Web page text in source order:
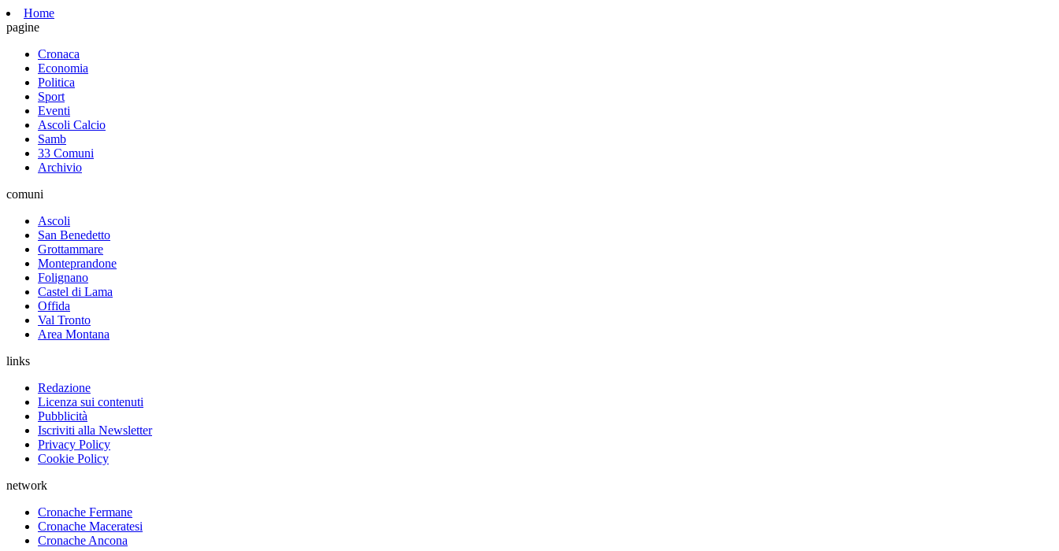
Home
pagine
Cronaca
Economia
Politica
Sport
Eventi
Ascoli Calcio
Samb
33 Comuni
Archivio
comuni
Ascoli
San Benedetto
Grottammare
Monteprandone
Folignano
Castel di Lama
Offida
Val Tronto
Area Montana
links
Redazione
Licenza sui contenuti
Pubblicità
Iscriviti alla Newsletter
Privacy Policy
Cookie Policy
network
Cronache Fermane
Cronache Maceratesi
Cronache Ancona